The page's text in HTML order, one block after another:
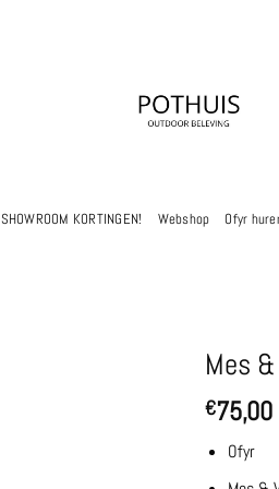
SHOWROOM KORTINGEN! Webshop Ofyr
Mes
€75,00
Ofyr